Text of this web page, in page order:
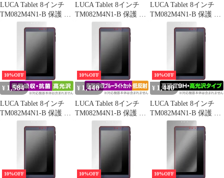
LUCA Tablet 8インチ
TM082M4N1-B 保護 フ
ィルム OverLay Eye
Protector 低反射 for ア
イリス タブレット ルカ
LUCA Tablet 8インチ
TM082M4N1-B 保護 フ
ィルム OverLay Paper
for アイリス タブレッ
ト ルカ 書き味向上 フ
LUCA Tablet 8インチ
TM082M4N1-B 保護 フ
ィルム OverLay 9H Plus
for アイリス タブレッ
ト ルカ 9H 高硬度 アン
10%OFF
¥ 1,584
LUCA Tablet 8インチ
TM082M4N1-B 保護 フ
ィルム OverLay
Absorber 高光沢 for ア
イリス タブレット ルカ
10%OFF
¥ 1,440
LUCA Tablet 8インチ
TM082M4N1-B 保護 フ
ィルム OverLay
Absorber 低反射 for ア
イリス タブレット ルカ
10%OFF
¥ 1,440
LUCA Tablet 8インチ
TM082M4N1-B 保護 フ
ィルム OverLay 9H
Brilliant for アイリス タ
ブレット ルカ 9H 高硬
度 透明 高光沢
10%OFF 10%OFF 10%OFF